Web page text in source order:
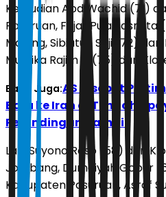
Kemudian Abd Wachid (71)
Pasuruan, Fajar Puja Sasmita
Malang, Sibiatun Saji (72)
Mustika Rajim D (75) dari
Baca Juga:AS Disebut
Baru ke Iran di Tengah
Perundingan Damai
Lalu Suyono Reso (58) dari
Jombang, Dumaiyah Gopur
Kabupaten Pasuruan, Asraf